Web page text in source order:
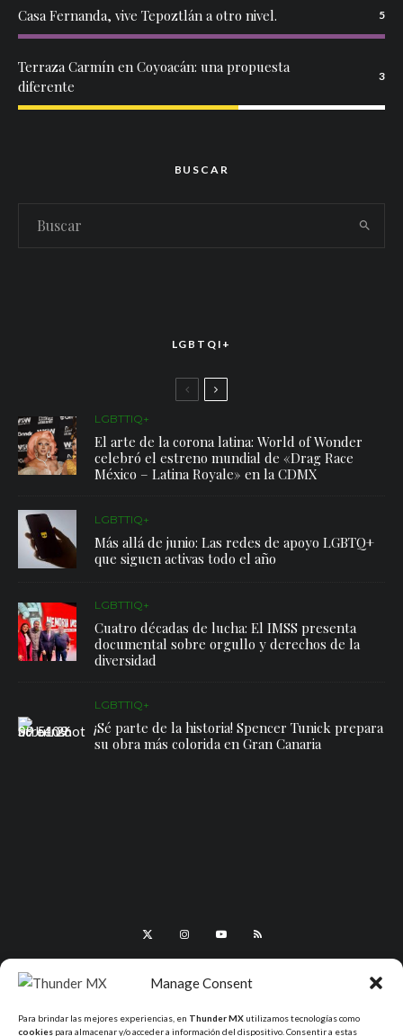
Manage Consent
Para brindar las mejores experiencias, en Thunder MX utilizamos tecnologías como
cookies para almacenar y/o acceder a información del dispositivo. Consentir a estas
Casa Fernanda, vive Tepoztlán a otro nivel. 5
Terraza Carmín en Coyoacán: una propuesta
diferente
3
BUSCAR
LGBTQI+
LGBTTIQ+
El arte de la corona latina: World of Wonder
celebró el estreno mundial de «Drag Race
México – Latina Royale» en la CDMX
LGBTTIQ+
Más allá de junio: Las redes de apoyo LGBTQ+
que siguen activas todo el año
LGBTTIQ+
Cuatro décadas de lucha: El IMSS presenta
documental sobre orgullo y derechos de la
diversidad
LGBTTIQ+
¡Sé parte de la historia! Spencer Tunick prepara
su obra más colorida en Gran Canaria